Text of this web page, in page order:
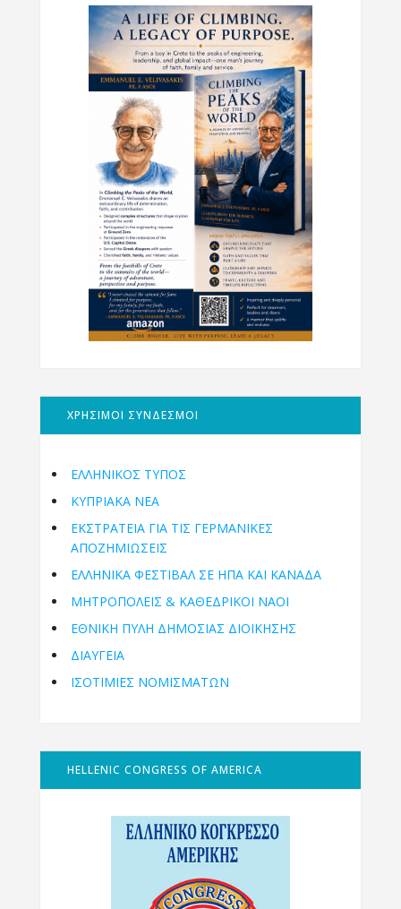
ΧΡΗΣΙΜΟΙ ΣΥΝΔΕΣΜΟΙ
ΕΛΛΗΝΙΚΟΣ ΤΥΠΟΣ
ΚΥΠΡΙΑΚΑ ΝΕΑ
ΕΚΣΤΡΑΤΕΙΑ ΓΙΑ ΤΙΣ ΓΕΡΜΑΝΙΚΕΣ
ΑΠΟΖΗΜΙΩΣΕΙΣ
ΕΛΛΗΝΙΚΆ ΦΕΣΤΙΒΆΛ ΣΕ ΗΠΑ ΚΑΙ ΚΑΝΑΔΑ
ΜΗΤΡΟΠΌΛΕΙΣ & ΚΑΘΕΔΡΙΚΟΊ ΝΑΟΊ
ΕΘΝΙΚΉ ΠΎΛΗ ΔΗΜΌΣΙΑΣ ΔΙΟΊΚΗΣΗΣ
ΔΙΑΥΓΕΙΑ
ΙΣΟΤΙΜΙΕΣ ΝΟΜΙΣΜΑΤΩΝ
HELLENIC CONGRESS OF AMERICA